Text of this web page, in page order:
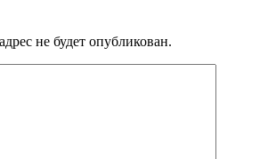
не будет опубликован.